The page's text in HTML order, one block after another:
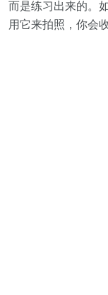
而是练习出来的。
用它来拍照，你会